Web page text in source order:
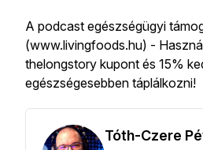
A podcast egészségügyi
(www.livingfoods.hu) -
thelongstory kupont és 15%
egészségesebben táplálkozni!
Tóth-Czere